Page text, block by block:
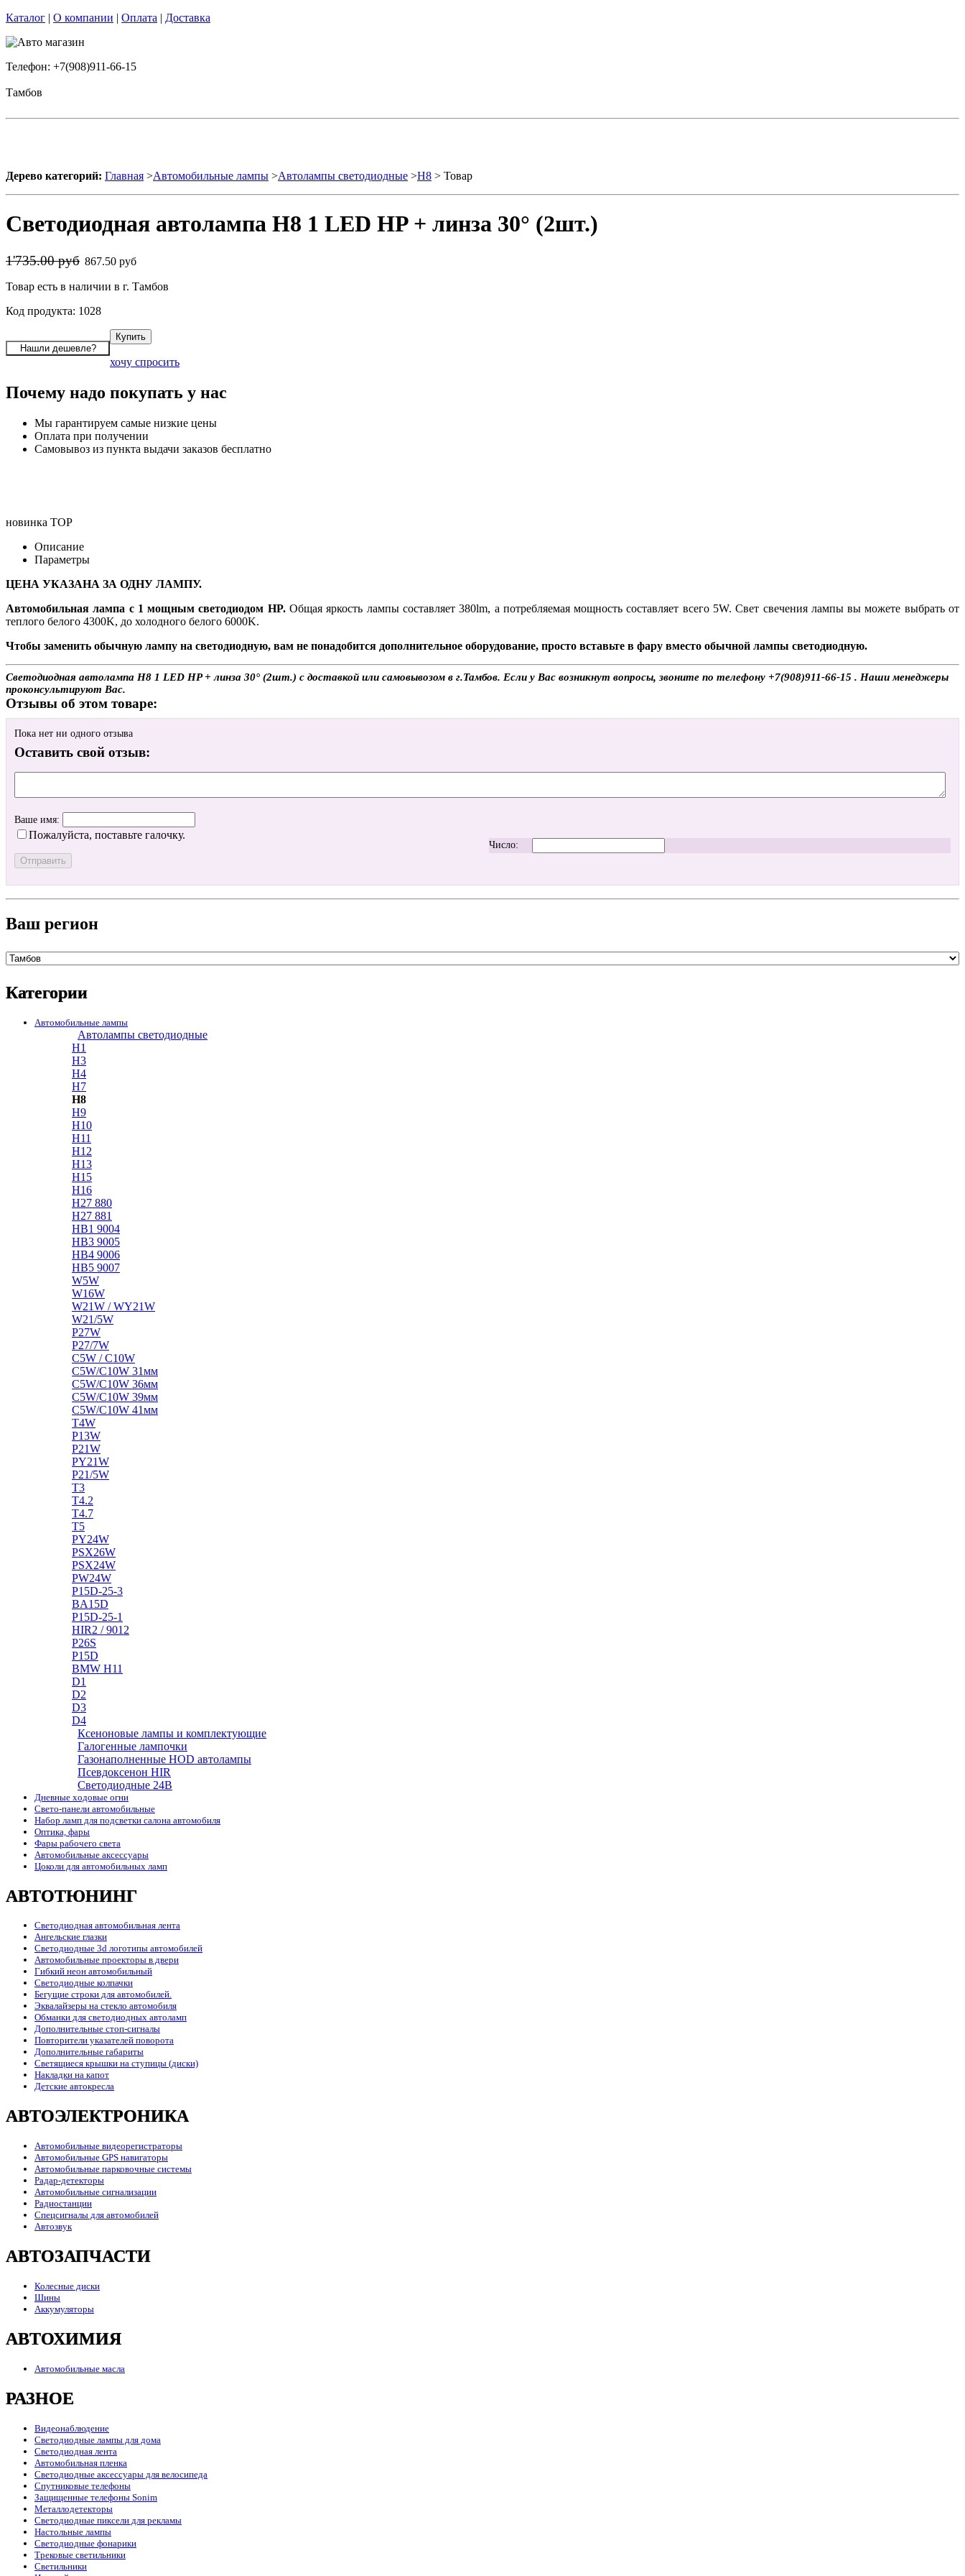
Каталог | О компании | Оплата | Доставка
Телефон: +7(908)911-66-15
Тамбов
Дерево категорий: Главная >Автомобильные лампы >Автолампы светодиодные >H8 > Товар
Светодиодная автолампа H8 1 LED HP + линза 30° (2шт.)
1'735.00 руб 867.50 руб
Товар есть в наличии в г. Тамбов
Код продукта: 1028
хочу спросить
Почему надо покупать у нас
Мы гарантируем самые низкие цены
Оплата при получении
Самовывоз из пункта выдачи заказов бесплатно
новинка TOP
Описание
Параметры
ЦЕНА УКАЗАНА ЗА ОДНУ ЛАМПУ.
Автомобильная лампа с 1 мощным светодиодом HP.Общая яркость лампы составляет 380lm, а потребляемая мощность составляет всего 5W. Свет свечения лампы вы можете выбрать от
теплого белого 4300K, до холодного белого 6000K.
Чтобы заменить обычную лампу на светодиодную, вам не понадобится дополнительное оборудование, просто вставьте в фару вместо обычной лампы светодиодную.
Светодиодная автолампа H8 1 LED HP + линза 30° (2шт.) с доставкой или самовывозом в г.Тамбов. Если у Вас возникнут вопросы, звоните по телефону +7(908)911-66-15 . Наши менеджеры
проконсультируют Вас.
Отзывы об этом товаре:
Пока нет ни одного отзыва
Оставить свой отзыв:
Ваше имя:
Пожалуйста, поставьте галочку.
Число:
Ваш регион
Категории
Автомобильные лампы
Автолампы светодиодные
H1
H3
H4
H7
H8
H9
H10
H11
H12
H13
H15
H16
H27 880
H27 881
HB1 9004
HB3 9005
HB4 9006
HB5 9007
W5W
W16W
W21W / WY21W
W21/5W
P27W
P27/7W
C5W / C10W
C5W/C10W 31мм
C5W/C10W 36мм
C5W/C10W 39мм
C5W/C10W 41мм
T4W
P13W
P21W
PY21W
P21/5W
T3
T4.2
T4.7
T5
PY24W
PSX26W
PSX24W
PW24W
P15D-25-3
BA15D
P15D-25-1
HIR2 / 9012
P26S
P15D
BMW H11
D1
D2
D3
D4
Ксеноновые лампы и комплектующие
Галогенные лампочки
Газонаполненные HOD автолампы
Псевдоксенон HIR
Cветодиодные 24B
Дневные ходовые огни
Свето-панели автомобильные
Набор ламп для подсветки салона автомобиля
Оптика, фары
Фары рабочего света
Автомобильные аксессуары
Цоколи для автомобильных ламп
АВТОТЮНИНГ
Светодиодная автомобильная лента
Ангельские глазки
Светодиодные 3d логотипы автомобилей
Автомобильные проекторы в двери
Гибкий неон автомобильный
Светодиодные колпачки
Бегущие строки для автомобилей.
Эквалайзеры на стекло автомобиля
Обманки для светодиодных автоламп
Дополнительные стоп-сигналы
Повторители указателей поворота
Дополнительные габариты
Светящиеся крышки на ступицы (диски)
Накладки на капот
Детские автокресла
АВТОЭЛЕКТРОНИКА
Автомобильные видеорегистраторы
Автомобильные GPS навигаторы
Автомобильные парковочные системы
Радар-детекторы
Автомобильные сигнализации
Радиостанции
Спецсигналы для автомобилей
Автозвук
АВТОЗАПЧАСТИ
Колесные диски
Шины
Аккумуляторы
АВТОХИМИЯ
Автомобильные масла
РАЗНОЕ
Видеонаблюдение
Светодиодные лампы для дома
Светодиодная лента
Автомобильная пленка
Светодиодные аксессуары для велосипеда
Спутниковые телефоны
Защищенные телефоны Sonim
Металлодетекторы
Светодиодные пиксели для рекламы
Настольные лампы
Светодиодные фонарики
Трековые светильники
Светильники